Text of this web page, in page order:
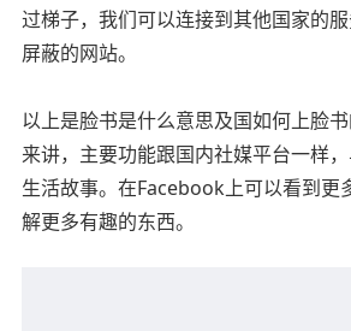
过梯子，我们可以连接到其他国家的
屏蔽的网站。
以上是脸书是什么意思及国如何上脸
来讲，主要功能跟国内社媒平台一样
生活故事。在Facebook上可以看到更
解更多有趣的东西。